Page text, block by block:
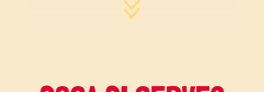
salutare grazie alla farina integrale.